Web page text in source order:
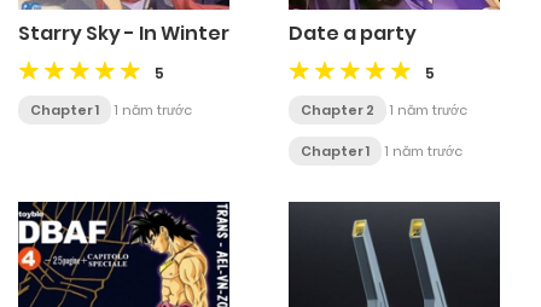
Starry Sky - In Winter
5
Chapter 1 1 năm trước
Date a party
5
Chapter 2 1 năm trước
Chapter 1 1 năm trước